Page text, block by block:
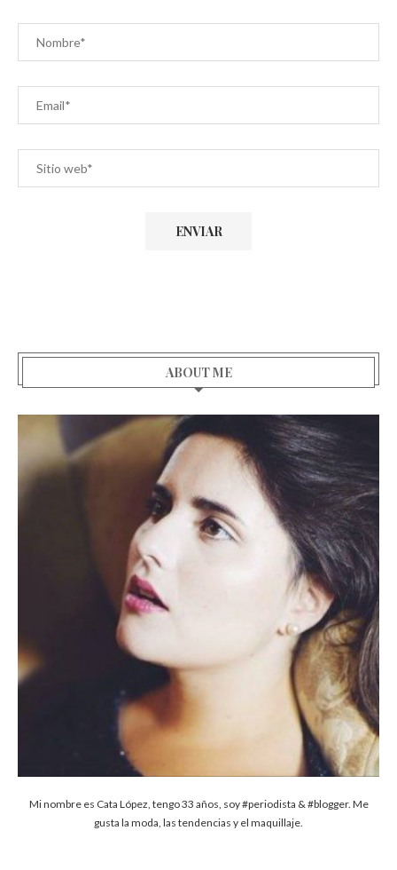
ABOUT ME
Mi nombre es Cata López, tengo 33 años, soy #periodista & #blogger. Me
gusta la moda, las tendencias y el maquillaje.